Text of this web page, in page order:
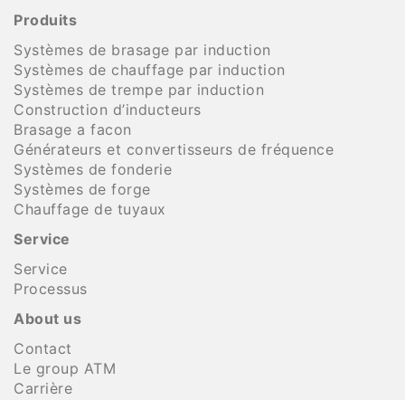
Produits
Systèmes de brasage par induction
Systèmes de chauffage par induction
Systèmes de trempe par induction
Construction d’inducteurs
Brasage a facon
Générateurs et convertisseurs de fréquence
Systèmes de fonderie
Systèmes de forge
Chauffage de tuyaux
Service
Service
Processus
About us
Contact
Le group ATM
Carrière